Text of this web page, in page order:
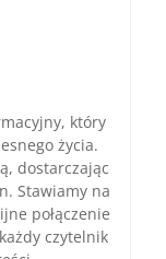
który
życia.
dostarczając
Stawiamy na
połączenie
czytelnik